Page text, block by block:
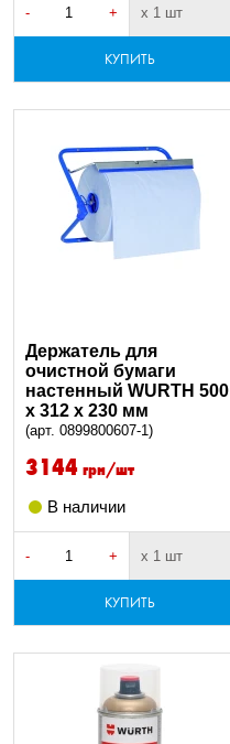
- + х 1 шт
КУПИТЬ
Держатель для
очистной бумаги
настенный WURTH 500
х 312 х 230 мм
(арт. 0899800607-1)
3144 грн/шт
В наличии
- + х 1 шт
КУПИТЬ